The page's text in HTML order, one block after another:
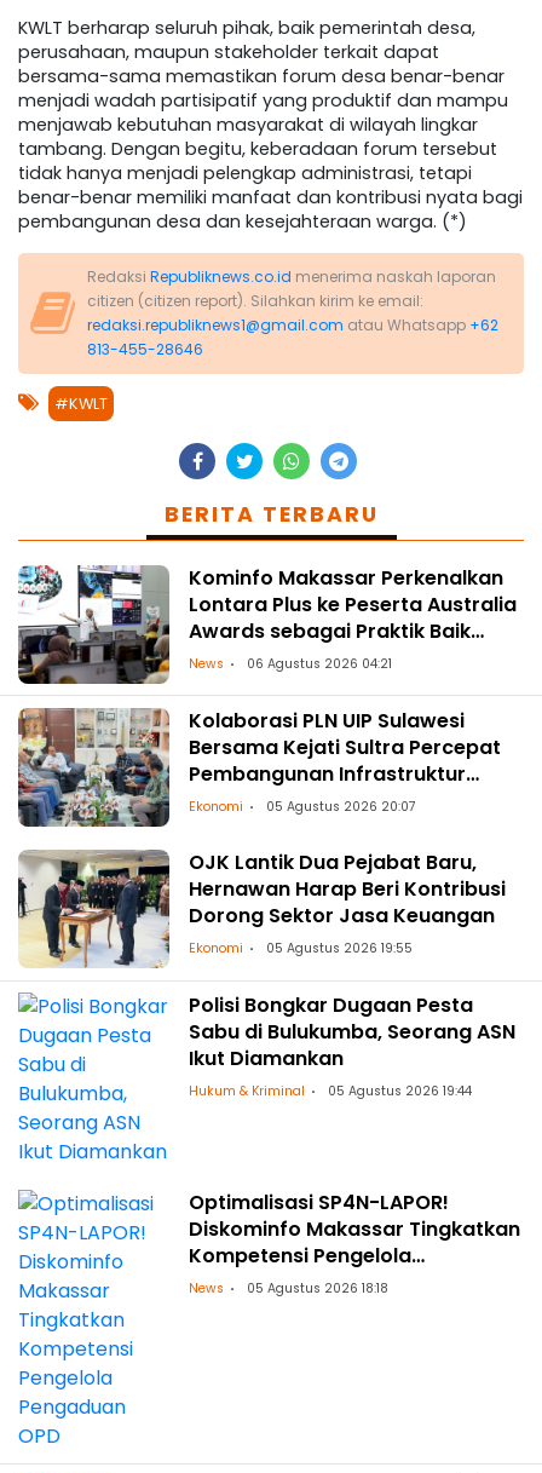
KWLT berharap seluruh pihak, baik pemerintah desa,
perusahaan, maupun stakeholder terkait dapat
bersama-sama memastikan forum desa benar-benar
menjadi wadah partisipatif yang produktif dan mampu
menjawab kebutuhan masyarakat di wilayah lingkar
tambang. Dengan begitu, keberadaan forum tersebut
tidak hanya menjadi pelengkap administrasi, tetapi
benar-benar memiliki manfaat dan kontribusi nyata bagi
pembangunan desa dan kesejahteraan warga. (*)
Redaksi Republiknews.co.id menerima naskah laporan
citizen (citizen report). Silahkan kirim ke email:
redaksi.republiknews1@gmail.com atau Whatsapp +62
813-455-28646
#KWLT
BERITA TERBARU
Kominfo Makassar Perkenalkan
Lontara Plus ke Peserta Australia
Awards sebagai Praktik Baik
Transformasi Digital
News 06 Agustus 2026 04:21
Kolaborasi PLN UIP Sulawesi
Bersama Kejati Sultra Percepat
Pembangunan Infrastruktur
Ketenagalistrikan
Ekonomi 05 Agustus 2026 20:07
OJK Lantik Dua Pejabat Baru,
Hernawan Harap Beri Kontribusi
Dorong Sektor Jasa Keuangan
Ekonomi 05 Agustus 2026 19:55
Polisi Bongkar Dugaan Pesta
Sabu di Bulukumba, Seorang ASN
Ikut Diamankan
Hukum & Kriminal 05 Agustus 2026 19:44
Optimalisasi SP4N-LAPOR!
Diskominfo Makassar Tingkatkan
Kompetensi Pengelola
Pengaduan OPD
News 05 Agustus 2026 18:18